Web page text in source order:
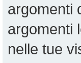
argomenti
argomenti
nelle tue